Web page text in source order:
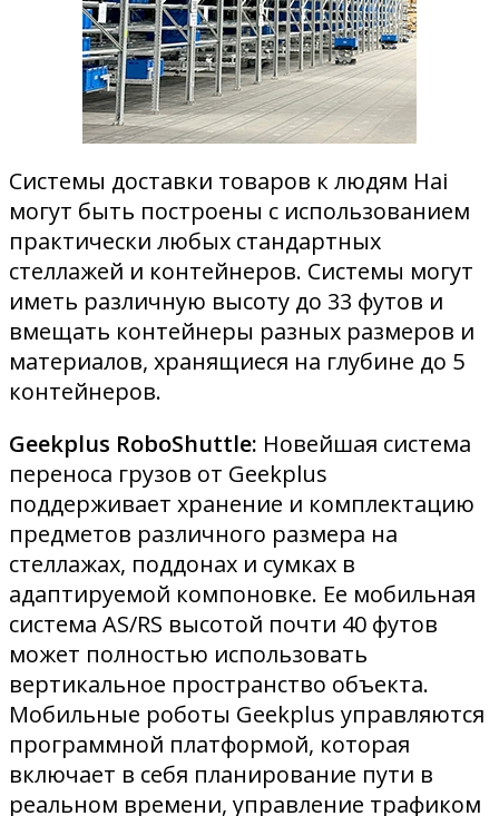
Системы доставки товаров к людям Hai
могут быть построены с использованием
практически любых стандартных
стеллажей и контейнеров. Системы могут
иметь различную высоту до 33 футов и
вмещать контейнеры разных размеров и
материалов, хранящиеся на глубине до 5
контейнеров.
Geekplus RoboShuttle: Новейшая система
переноса грузов от Geekplus
поддерживает хранение и комплектацию
предметов различного размера на
стеллажах, поддонах и сумках в
адаптируемой компоновке. Ее мобильная
система AS/RS высотой почти 40 футов
может полностью использовать
вертикальное пространство объекта.
Мобильные роботы Geekplus управляются
программной платформой, которая
включает в себя планирование пути в
реальном времени, управление трафиком